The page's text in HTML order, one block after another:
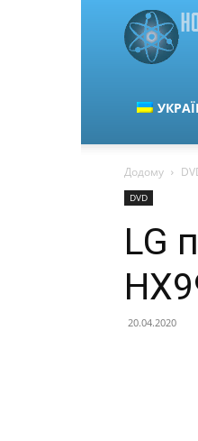
Додому
DVD
LG
20.04.2020